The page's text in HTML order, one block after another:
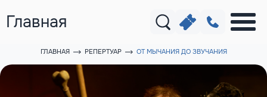
Главная
ГЛАВНАЯ РЕПЕРТУАР ОТ МЫЧАНИЯ ДО ЗВУЧАНИЯ